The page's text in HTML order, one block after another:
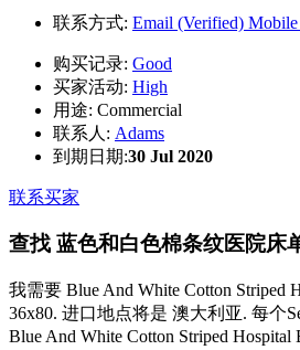
联系方式: Email (Verified)
购买记录: Good
买家活动: High
用途: Commercial
联系人: Adams
到期日期:30 Jul 2020
联系买家
查找 蓝色和白色棉条纹医院床
我需要 Blue And White Cotton Striped
36x80. 进口地点将是 澳大利亚. 每个
Blue And White Cotton Striped Hospital